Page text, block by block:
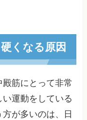
くなる原因
筋にとって非常
運動をしている
が多いのは、日